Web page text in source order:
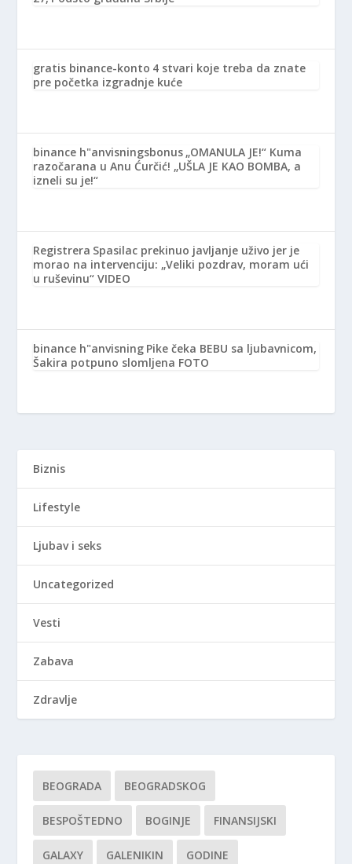
gratis binance-konto 4 stvari koje treba da znate
pre početka izgradnje kuće
binance h"anvisningsbonus „OMANULA JE!“ Kuma
razočarana u Anu Ćurčić! „UŠLA JE KAO BOMBA, a
izneli su je!“
Registrera Spasilac prekinuo javljanje uživo jer je
morao na intervenciju: „Veliki pozdrav, moram ući
u ruševinu“ VIDEO
binance h"anvisning Pike čeka BEBU sa ljubavnicom,
Šakira potpuno slomljena FOTO
Biznis
Lifestyle
Ljubav i seks
Uncategorized
Vesti
Zabava
Zdravlje
BEOGRADA BEOGRADSKOG
BESPOŠTEDNO BOGINJE FINANSIJSKI
GALAXY GALENIKIN GODINE